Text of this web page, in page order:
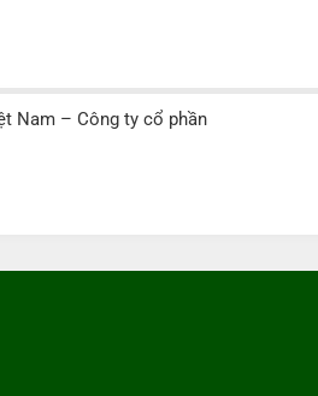
Nam – Công ty cổ phần